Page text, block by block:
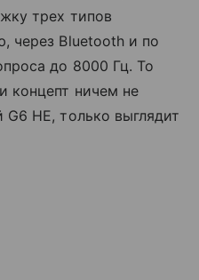
трех типов
через Bluetooth и по
до 8000 Гц. То
концепт ничем не
HE, только выглядит